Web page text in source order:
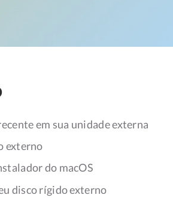
em sua unidade externa
externo
do macOS
disco rígido externo